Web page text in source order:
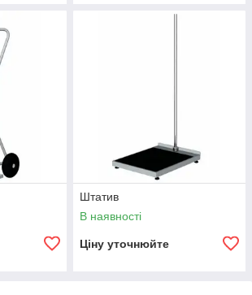
Штатив
В наявності
Ціну уточнюйте